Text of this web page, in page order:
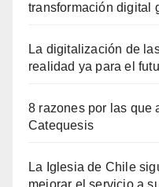
transformación digital
La digitalización de
realidad ya para el
8 razones por las que
Catequesis
La Iglesia de Chile